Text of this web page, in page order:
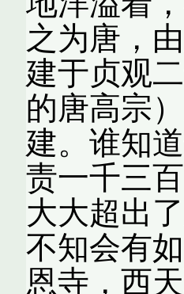
之为唐，
建于贞观
的唐高宗
建。谁知
责一千三
大大超出
不知会有
恩寺，西